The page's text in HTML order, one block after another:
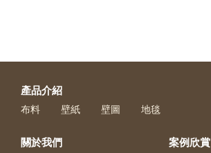
產品介紹
布料 壁紙 壁圖 地毯
關於我們 案例欣賞